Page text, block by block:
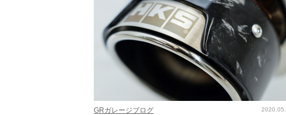
GRガレージブログ